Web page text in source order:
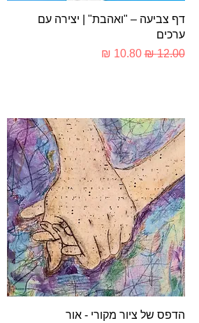
תצוגה מהירה
דף צביעה – "ואהבת" | יצירה עם
ערכים
מחיר רגיל‏12.00 ‏₪ מחיר מבצע‏10.80 ‏₪
תצוגה מהירה
הדפס של ציור מקורי - אור